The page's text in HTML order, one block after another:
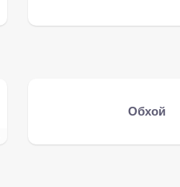
Обхой